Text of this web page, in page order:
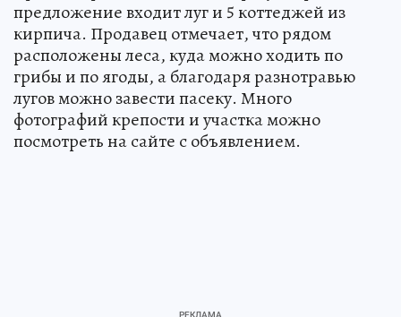
предложение входит луг и 5 коттеджей из
кирпича. Продавец отмечает, что рядом
расположены леса, куда можно ходить по
грибы и по ягоды, а благодаря разнотравью
лугов можно завести пасеку. Много
фотографий крепости и участка можно
посмотреть на сайте с объявлением.